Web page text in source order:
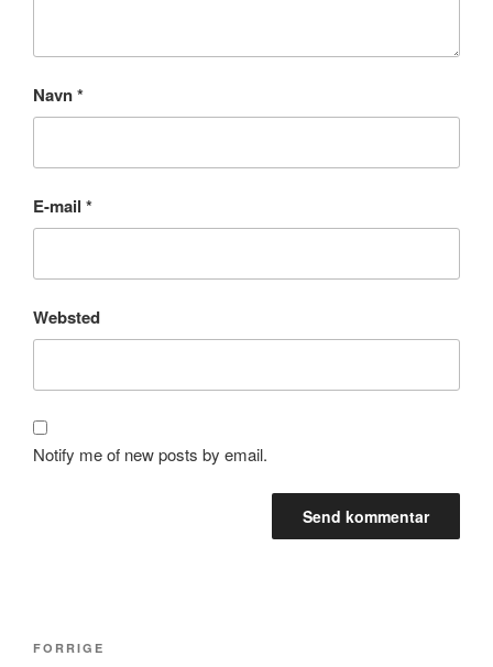
Navn*
E-mail *
Websted
Notify me of new posts by email.
Forrige
FORRIGE